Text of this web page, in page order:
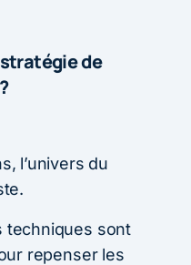
de
l’univers du
techniques sont
repenser les